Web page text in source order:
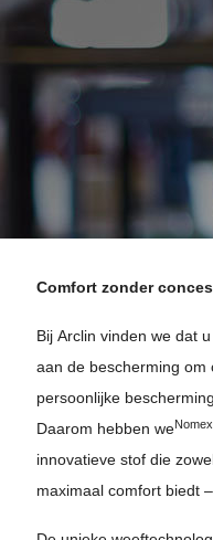
Comfort zonder
Bij Arclin vinden we dat
aan de bescherming
persoonlijke
Daarom hebben we
innovatieve stof die
maximaal comfort biedt